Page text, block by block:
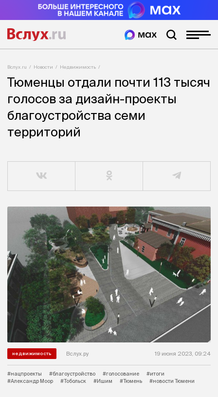
Вслух.ru Новости Недвижимость
Тюменцы отдали почти 113 тысяч
голосов за дизайн-проекты
благоустройства семи
территорий
недвижимость Вслух.ру 19 июня 2023, 09:24
#нацпроекты #благоустройство #голосование
#итоги
#Александр Моор
#Тобольск #Ишим #Тюмень #новости Тюмени